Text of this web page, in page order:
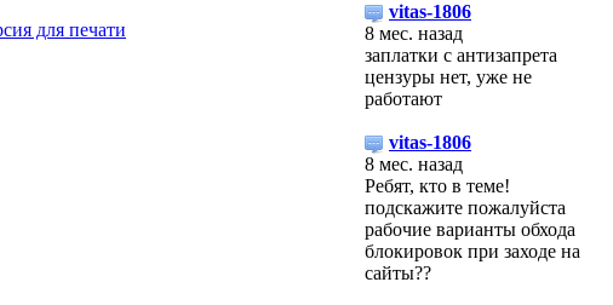
vitas-1806
8 мес. назад
заплатки с антизапрета
цензуры нет, уже не
работают
vitas-1806
8 мес. назад
Ребят, кто в теме!
подскажите пожалуйста
рабочие варианты обхода
блокировок при заходе на
сайты??